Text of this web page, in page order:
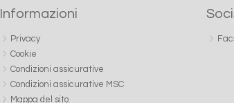
Informazioni
Privacy
Cookie
Condizioni assicurative
Condizioni assicurative MSC
Mappa del sito